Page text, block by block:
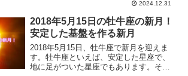
2024.12.31
2018年5月15日の牡牛座の新月！
安定した基盤を作る新月
2018年5月15日、牡牛座で新月を迎えま
す。牡牛座といえば、安定した星座で、
地に足がついた星座でもあります。そん